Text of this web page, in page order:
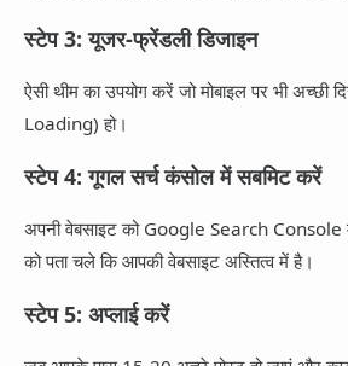
स्टेप 3: यूजर-फ्रेंडली डिजाइन
ऐसी थीम का उपयोग करें जो मोबाइल पर भी
Loading) हो।
स्टेप 4: गूगल सर्च कंसोल में सबमिट करें
अपनी वेबसाइट को Google Search Console
को पता चले कि आपकी वेबसाइट अस्तित्व में है।
स्टेप 5: अप्लाई करें